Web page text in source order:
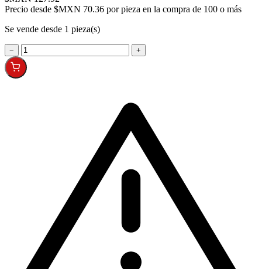
Precio desde $MXN 70.36 por pieza en la compra de 100 o más
Se vende desde 1 pieza(s)
− +